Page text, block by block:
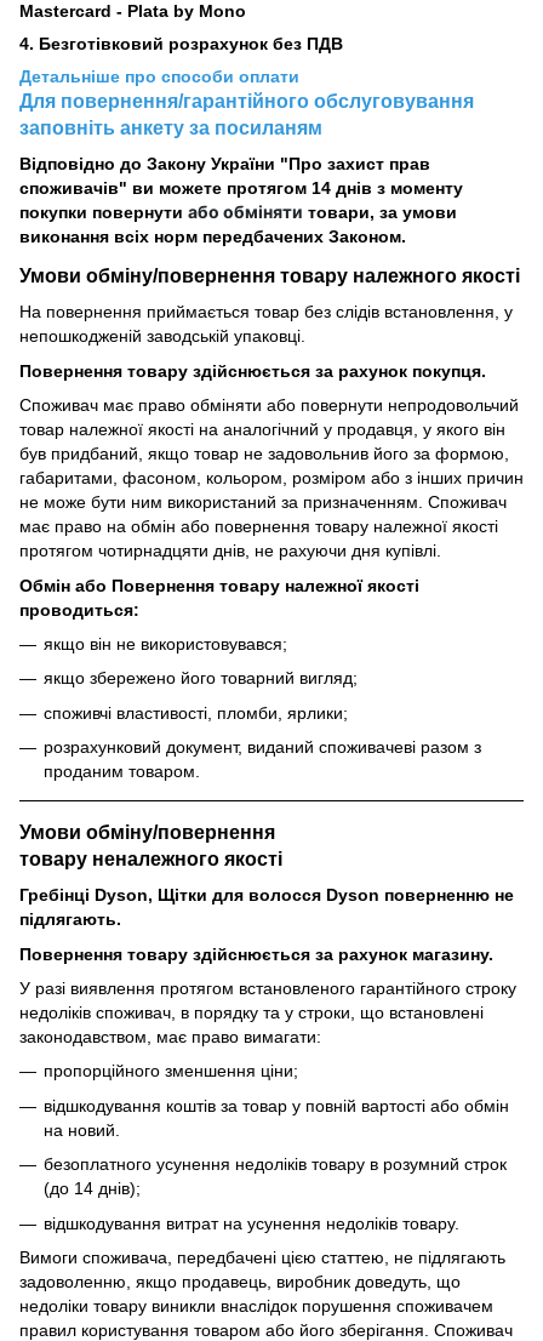
Mastercard - Plata by Mono
4. Безготівковий розрахунок без ПДВ
Детальніше про способи оплати
Для повернення/гарантійного обслуговування
заповніть анкету за посиланям
Відповідно до Закону України "Про захист прав
споживачів" ви можете протягом 14 днів з моменту
покупки повернути або обміняти товари, за умови
виконання всіх норм передбачених Законом.
Умови обміну/повернення товару належного якості
На повернення приймається товар без слідів встановлення, у
непошкодженій заводській упаковці.
Повернення товару здійснюється за рахунок покупця.
Споживач має право обміняти або повернути непродовольчий
товар належної якості на аналогічний у продавця, у якого він
був придбаний, якщо товар не задовольнив його за формою,
габаритами, фасоном, кольором, розміром або з інших причин
не може бути ним використаний за призначенням. Споживач
має право на обмін або повернення товару належної якості
протягом чотирнадцяти днів, не рахуючи дня купівлі.
Обмін або Повернення товару належної якості
проводиться:
якщо він не використовувався;
якщо збережено його товарний вигляд;
споживчі властивості, пломби, ярлики;
розрахунковий документ, виданий споживачеві разом з
проданим товаром.
Умови обміну/повернення
товару неналежного якості
Гребінці Dyson, Щітки для волосся Dyson поверненню не
підлягають.
Повернення товару здійснюється за рахунок магазину.
У разі виявлення протягом встановленого гарантійного строку
недоліків споживач, в порядку та у строки, що встановлені
законодавством, має право вимагати:
пропорційного зменшення ціни;
відшкодування коштів за товар у повній вартості або обмін
на новий.
безоплатного усунення недоліків товару в розумний строк
(до 14 днів);
відшкодування витрат на усунення недоліків товару.
Вимоги споживача, передбачені цією статтею, не підлягають
задоволенню, якщо продавець, виробник доведуть, що
недоліки товару виникли внаслідок порушення споживачем
правил користування товаром або його зберігання. Споживач